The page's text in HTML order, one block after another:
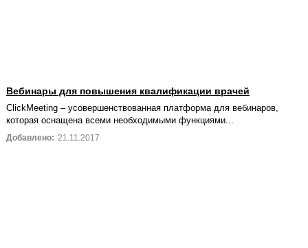
Вебинары для повышения квалификации врачей
ClickMeeting – усовершенствованная платформа для вебинаров,
которая оснащена всеми необходимыми функциями...
Добавлено: 21.11.2017